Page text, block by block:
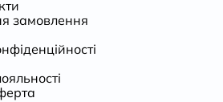
замовлення